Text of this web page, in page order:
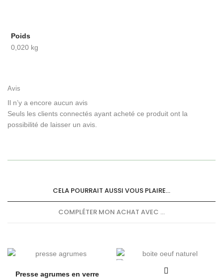
Poids
0,020 kg
Avis
Il n’y a encore aucun avis
Seuls les clients connectés ayant acheté ce produit ont la
possibilité de laisser un avis.
CELA POURRAIT AUSSI VOUS PLAIRE...
COMPLÉTER MON ACHAT AVEC ...
Presse agrumes en verre